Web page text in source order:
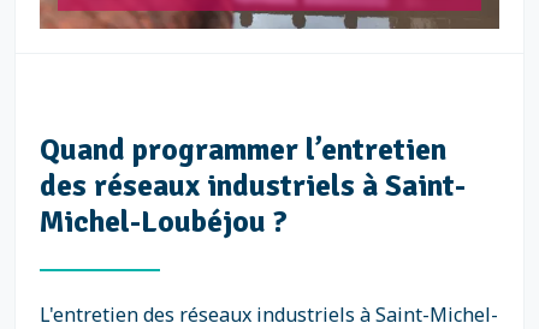
Quand programmer l’entretien
des réseaux industriels à Saint-
Michel-Loubéjou ?
L'entretien des réseaux industriels à Saint-Michel-